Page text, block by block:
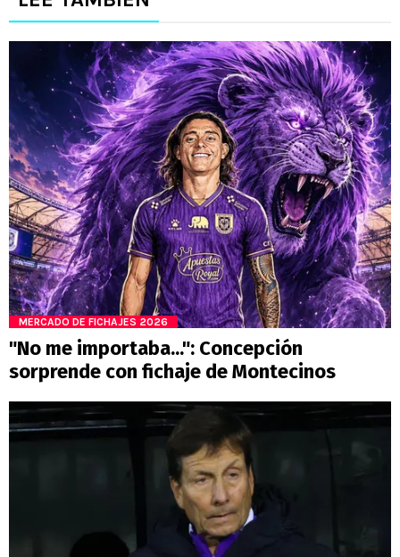
MERCADO DE FICHAJES 2026
"No me importaba...": Concepción
sorprende con fichaje de Montecinos